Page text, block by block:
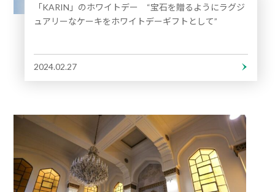
「KARIN」のホワイトデー “宝石を贈るようにラグジ
ュアリーなケーキをホワイトデーギフトとして”
2024.02.27